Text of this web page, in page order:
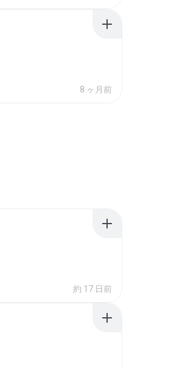
8 ヶ月前
約 17 日前